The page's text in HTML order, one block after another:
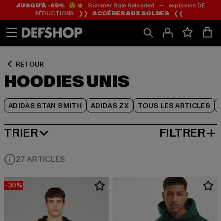
Passer
au
Passer
au
de
JUSQU’À -65%😲💥 Summer Sale Reloaded — explosion DE
RÉDUCTIONS ❯❯ACCÉDER AUX SOLDES ❮❮
RETOUR
HOODIES UNIS
ADIDAS STAN SMITH ADIDAS ZX TOUS LES ARTICLES
Passer
au
de
TRIER
MEILLEURES VENTES FILTRER
27 ARTICLES
-30%